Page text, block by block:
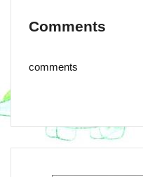
Comments
comments